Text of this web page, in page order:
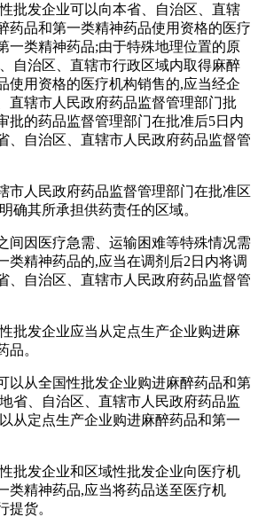
批发企业可以向本省、自治区、直辖
药品和第一类精神药品使用资格的医疗
一类精神药品;由于特殊地理位置的原
自治区、直辖市行政区域内取得麻醉
使用资格的医疗机构销售的,应当经企
直辖市人民政府药品监督管理部门批
批的药品监督管理部门在批准后5日内
、自治区、直辖市人民政府药品监督管
市人民政府药品监督管理部门在批准区
确其所承担供药责任的区域。
间因医疗急需、运输困难等特殊情况需
类精神药品的,应当在调剂后2日内将调
、自治区、直辖市人民政府药品监督管
批发企业应当从定点生产企业购进麻
品。
以从全国性批发企业购进麻醉药品和第
省、自治区、直辖市人民政府药品监
从定点生产企业购进麻醉药品和第一
批发企业和区域性批发企业向医疗机
类精神药品,应当将药品送至医疗机
提货。